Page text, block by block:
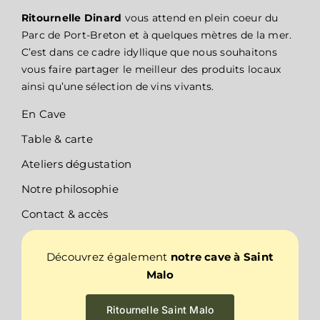
Ritournelle Dinard vous attend en plein coeur du
Parc de Port-Breton et à quelques mètres de la mer.
C’est dans ce cadre idyllique que nous souhaitons
vous faire partager le meilleur des produits locaux
ainsi qu’une sélection de vins vivants.
En Cave
Table & carte
Ateliers dégustation
Notre philosophie
Contact & accès
Découvrez également notre cave à Saint
Malo
Ritournelle Saint Malo